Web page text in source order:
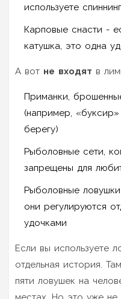
используете
Карповые снасти -
катушка, это одна
А вот не входят в
Приманки,
(например,
берегу)
Рыболовные сети,
запрещены для
Рыболовные
они регулируются
удочками
Если вы используете
отдельная история.
пяти ловушек на